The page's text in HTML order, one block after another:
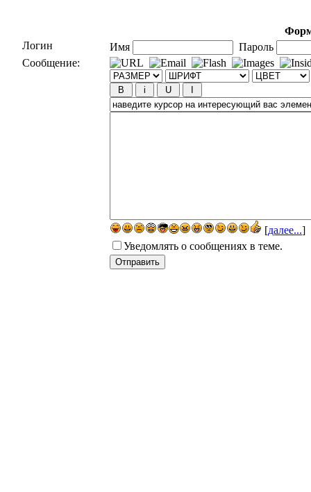
Логин
Имя
Пароль
Сообщение:
[далее...]
Уведомлять о сообщениях в теме.